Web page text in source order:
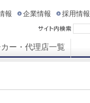
報 企業情報 採用情報
カー・代理店一覧